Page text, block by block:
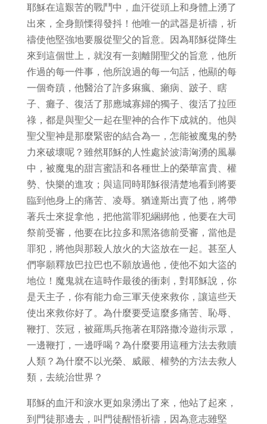
耶穌在這艱苦的戰鬥中，血汗從頭上和身體上湧了
出來，全身顫慄得發抖！他唯一的武器是祈禱，祈
禱使他堅強地要服從聖父的旨意。因為耶穌從降生
來到這個世上，就沒有一刻離開聖父的旨意，他所
作過的每一件事，他所說過的每一句話，他顯的每
一個奇蹟，他醫治了許多痳瘋、癩病、跛子、瞎
子、癱子、復活了那應城寡婦的獨子、復活了拉匝
祿，都是與聖父一起在聖神的合作下成就的。他與
聖父聖神是那麼緊密的結合為一，怎能被魔鬼的勢
力來破壞呢？雖然耶穌的人性處於波濤洶湧的風暴
中，被魔鬼的甜言蜜語和各種世上的榮華富貴、權
勢、快樂的進攻；與這同時耶穌很清楚地看到將要
臨到他身上的痛苦、凌辱。猶達斯出賣了他，將帶
著兵士來捉拿他，把他當罪犯綑綁他，他要在大司
祭前受審，他要在比拉多和黑洛德前受審，當他是
罪犯，將他與那殺人放火的大盜放在一起。甚至人
們寧願釋放巴拉巴也不願放過他，使他不如大盜的
地位！魔鬼就在這時作最後的衝刺，對耶穌說，你
是天主子，你有能力命三軍天使來救你，讓這些天
使出來救你好了。為什麼要受這麼多痛苦、恥辱、
鞭打、茨冠，被羅馬兵拖著在耶路撒冷遊街示眾，
一邊鞭打，一邊呼喝？為什麼要用這種方法去救贖
人類？為什麼不以光榮、威嚴、權勢的方法去救人
類，去統治世界？
耶穌的血汗和淚水更如泉湧出了來，他站了起來，
到門徒那邊去，叫門徒醒悟祈禱，因為意志雖堅